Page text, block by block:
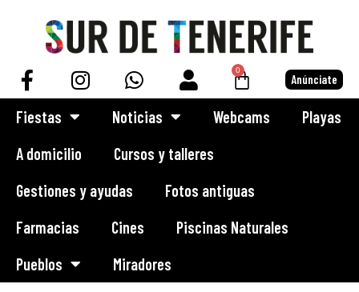
contenido
0
Anúnciate
Fiestas Noticias Webcams
Playas
A domicilio
Cursos y talleres
Gestiones y ayudas
Fotos antiguas
Farmacias
Cines
Piscinas Naturales
Pueblos
Miradores